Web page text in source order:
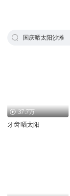
国庆晒太阳沙滩
37.7万
牙齿晒太阳